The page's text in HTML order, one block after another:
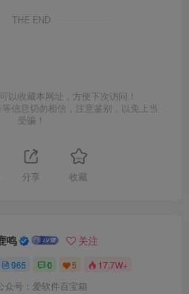
THE END
以收藏本网址，方便下次访问！
信息切勿相信，注意鉴别，以免上当
受骗！
分享 收藏
鸣 关注
965 0 5 17.7W+
众号：爱软件百宝箱